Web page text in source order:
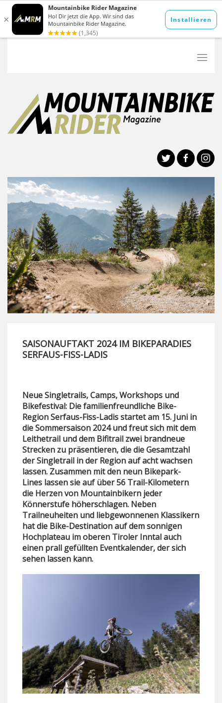
SAISONAUFTAKT 2024 IM BIKEPARADIES
SERFAUS-FISS-LADIS
Neue Singletrails, Camps, Workshops und
Bikefestival: Die familienfreundliche Bike-
Region Serfaus-Fiss-Ladis startet am 15. Juni in
die Sommersaison 2024 und freut sich mit dem
Leithetrail und dem Bifitrail zwei brandneue
Strecken zu präsentieren, die die Gesamtzahl
der Singletrail in der Region auf acht wachsen
lassen. Zusammen mit den neun Bikepark-
Lines lassen sie auf über 56 Trail-Kilometern
die Herzen von Mountainbikern jeder
Könnerstufe höherschlagen. Neben
Trailneuheiten und liebgewonnenen Klassikern
hat die Bike-Destination auf dem sonnigen
Hochplateau im oberen Tiroler Inntal auch
einen prall gefüllten Eventkalender, der sich
sehen lassen kann.